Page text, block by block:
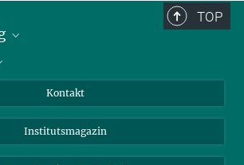
TOP
Kontakt
Institutsmagazin